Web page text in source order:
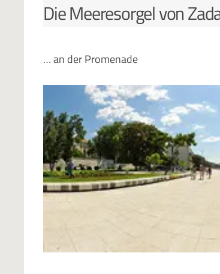
Die Meeresorgel von
… an der Promenade